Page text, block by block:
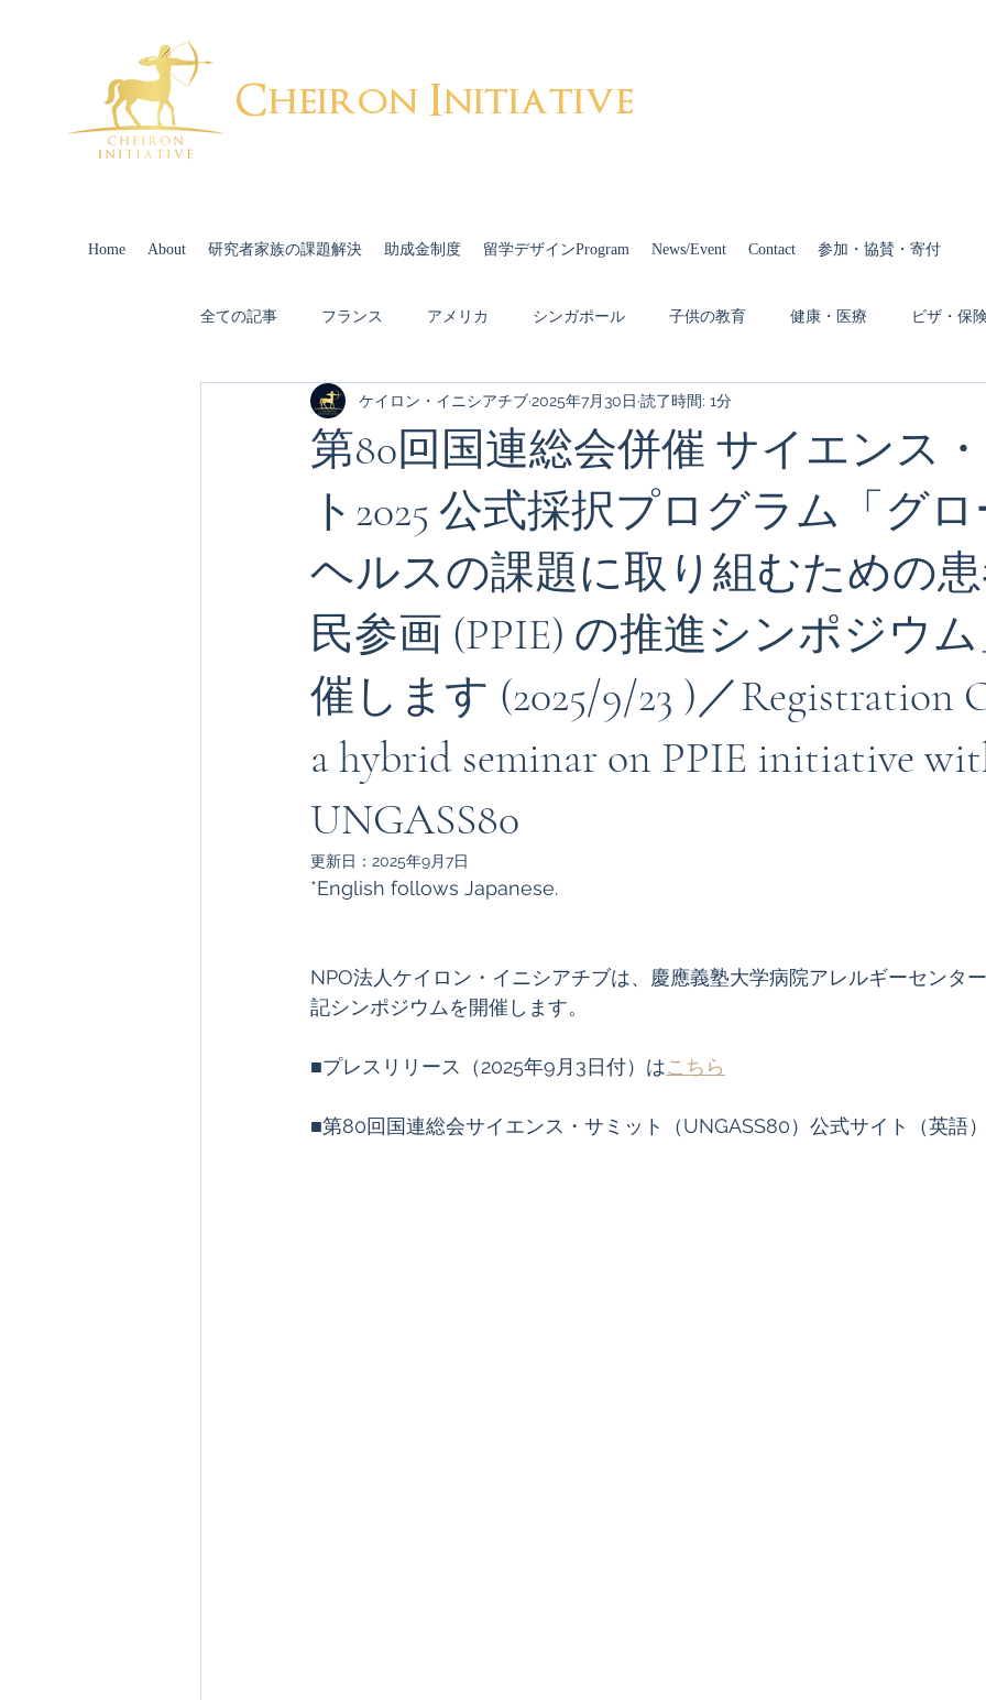
Cheiron Initiative
Home About 研究者家族の課題解決 助成金制度 留学デザインProgram News/Event Contact 参加・協賛・寄付
全ての記事 フランス アメリカ シンガポール 子供の教育 健康・医療 ビザ・保
出産・育児 配偶者キャリア Covid-19 ドイツ カナダ
Cheiron-GIFTS 2022 多様性 オーストリア 発信 Cheiron-GIFTS 2023
Cheiron-GIFTS 2025 エストニア ケニア Cheiron-GIFTS 2026 イタリ
第80回国連総会併催 サイエンス
ト2025 公式採択プログラム「グ
ヘルスの課題に取り組むための
民参画 (PPIE) の推進シンポジウ
催します (2025/9/23 )／Registration
a hybrid seminar on PPIE initiative
UNGASS80
ケイロン・イニシアチブ2025年7月30日 読了時間: 1分
更新日： 2025年9月7日
*English follows Japanese.
NPO法人ケイロン・イニシアチブは、慶應義塾大学病院アレルギーセンタ
記シンポジウムを開催します。
■プレスリリース（2025年9月3日付）はこちら
■第80回国連総会サイエンス・サミット（UNGASS80）公式サイト（英語